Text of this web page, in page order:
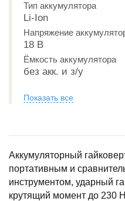
Тип аккумулятора
Li-Ion
Напряжение
18 В
Ёмкость аккумулятора
без акк. и з/у
Показать все
Аккумуляторный
портативным и
инструментом, ударный
крутящий момент до 230